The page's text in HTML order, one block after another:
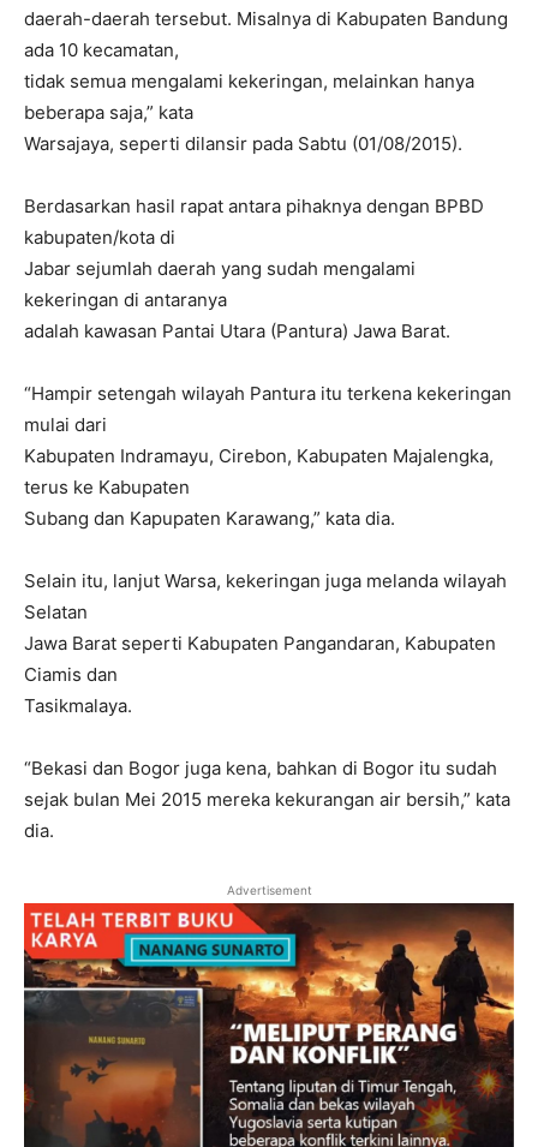
daerah-daerah tersebut. Misalnya di Kabupaten Bandung
ada 10 kecamatan,
tidak semua mengalami kekeringan, melainkan hanya
beberapa saja,” kata
Warsajaya, seperti dilansir pada Sabtu (01/08/2015).
Berdasarkan hasil rapat antara pihaknya dengan BPBD
kabupaten/kota di
Jabar sejumlah daerah yang sudah mengalami
kekeringan di antaranya
adalah kawasan Pantai Utara (Pantura) Jawa Barat.
“Hampir setengah wilayah Pantura itu terkena kekeringan
mulai dari
Kabupaten Indramayu, Cirebon, Kabupaten Majalengka,
terus ke Kabupaten
Subang dan Kapupaten Karawang,” kata dia.
Selain itu, lanjut Warsa, kekeringan juga melanda wilayah
Selatan
Jawa Barat seperti Kabupaten Pangandaran, Kabupaten
Ciamis dan
Tasikmalaya.
“Bekasi dan Bogor juga kena, bahkan di Bogor itu sudah
sejak bulan Mei 2015 mereka kekurangan air bersih,” kata
dia.
Advertisement